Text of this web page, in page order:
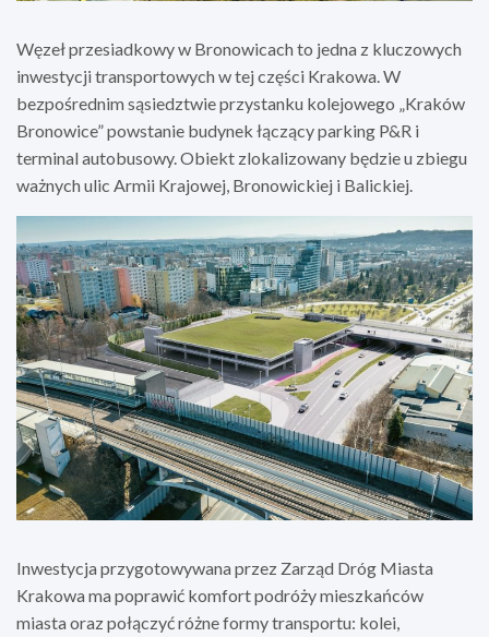
Węzeł przesiadkowy w Bronowicach to jedna z kluczowych
inwestycji transportowych w tej części Krakowa. W
bezpośrednim sąsiedztwie przystanku kolejowego „Kraków
Bronowice” powstanie budynek łączący parking P&R i
terminal autobusowy. Obiekt zlokalizowany będzie u zbiegu
ważnych ulic Armii Krajowej, Bronowickiej i Balickiej.
Inwestycja przygotowywana przez Zarząd Dróg Miasta
Krakowa ma poprawić komfort podróży mieszkańców
miasta oraz połączyć różne formy transportu: kolei,